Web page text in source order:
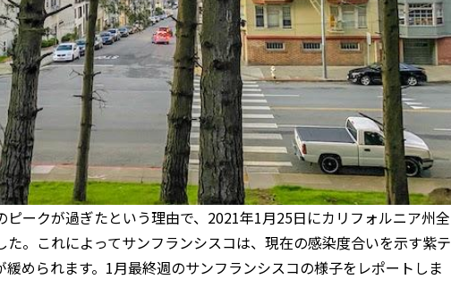
ークが過ぎたという理由で、2021年1月25日にカリフォルニア州全
。これによってサンフランシスコは、現在の感染度合いを示す紫テ
められます。1月最終週のサンフランシスコの様子をレポートしま